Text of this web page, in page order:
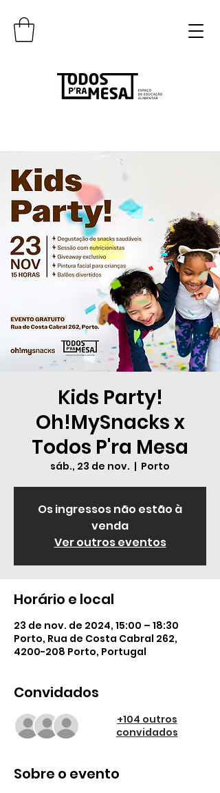
Kids Party!
Oh!MySnacks x
Todos P'ra Mesa
sáb., 23 de nov.
  |
Porto
Os ingressos não estão à
venda
Ver outros eventos
Horário e local
23 de nov. de 2024, 15:00 – 18:30
Porto, Rua de Costa Cabral 262,
4200-208 Porto, Portugal
Convidados
+104 outros
convidados
Sobre o evento